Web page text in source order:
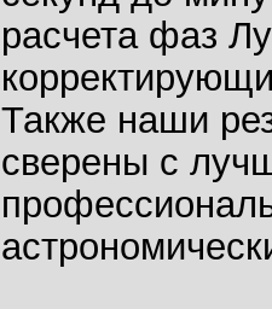
расчета фаз
Также наши
сверены с